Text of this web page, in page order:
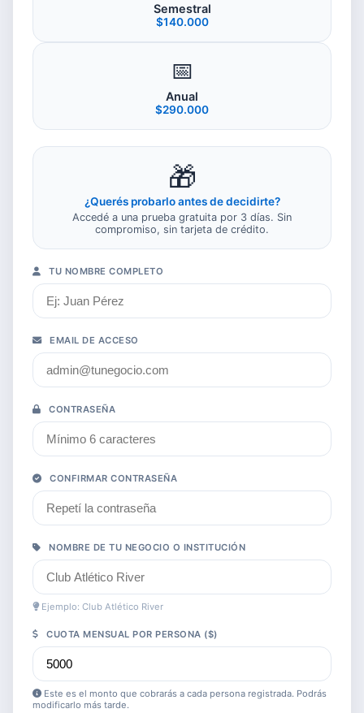
Semestral
$140.000
📅
Anual
$290.000
🎁
¿Querés probarlo antes de decidirte?
Accedé a una prueba gratuita por 3 días. Sin
compromiso, sin tarjeta de crédito.
TU NOMBRE COMPLETO
EMAIL DE ACCESO
CONTRASEÑA
CONFIRMAR CONTRASEÑA
NOMBRE DE TU NEGOCIO O INSTITUCIÓN
Ejemplo: Club Atlético River
CUOTA MENSUAL POR PERSONA ($)
Este es el monto que cobrarás a cada persona registrada. Podrás
modificarlo más tarde.